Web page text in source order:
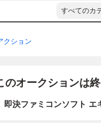
すべてのカ
クション
のオークションは
即決ファミコンソフト エ